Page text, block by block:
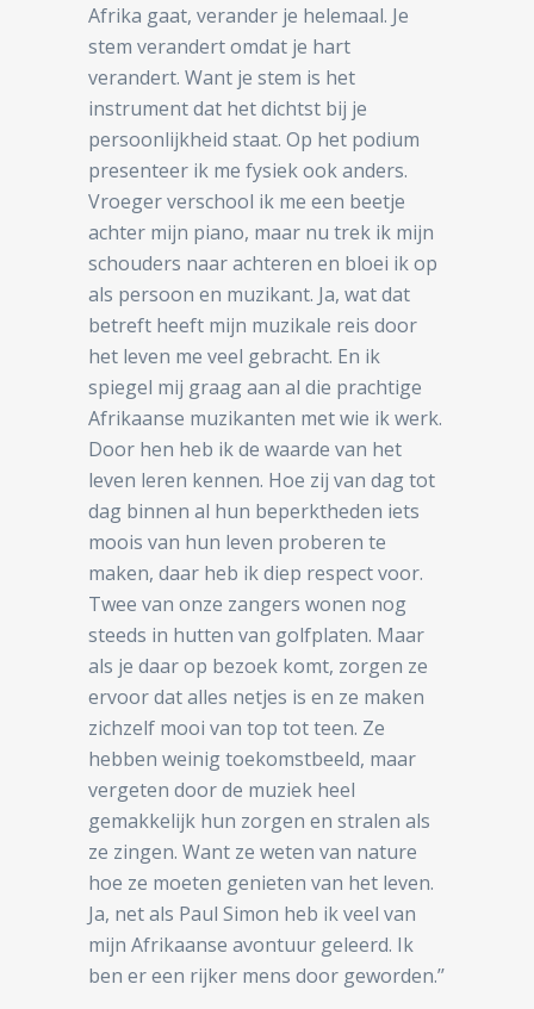
Afrika gaat, verander je helemaal. Je
stem verandert omdat je hart
verandert. Want je stem is het
instrument dat het dichtst bij je
persoonlijkheid staat. Op het podium
presenteer ik me fysiek ook anders.
Vroeger verschool ik me een beetje
achter mijn piano, maar nu trek ik mijn
schouders naar achteren en bloei ik op
als persoon en muzikant. Ja, wat dat
betreft heeft mijn muzikale reis door
het leven me veel gebracht. En ik
spiegel mij graag aan al die prachtige
Afrikaanse muzikanten met wie ik werk.
Door hen heb ik de waarde van het
leven leren kennen. Hoe zij van dag tot
dag binnen al hun beperktheden iets
moois van hun leven proberen te
maken, daar heb ik diep respect voor.
Twee van onze zangers wonen nog
steeds in hutten van golfplaten. Maar
als je daar op bezoek komt, zorgen ze
ervoor dat alles netjes is en ze maken
zichzelf mooi van top tot teen. Ze
hebben weinig toekomstbeeld, maar
vergeten door de muziek heel
gemakkelijk hun zorgen en stralen als
ze zingen. Want ze weten van nature
hoe ze moeten genieten van het leven.
Ja, net als Paul Simon heb ik veel van
mijn Afrikaanse avontuur geleerd. Ik
ben er een rijker mens door geworden.’’